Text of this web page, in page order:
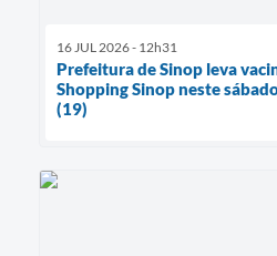
16 JUL 2026 - 12h31
Prefeitura de Sinop leva
Shopping Sinop neste
(19)